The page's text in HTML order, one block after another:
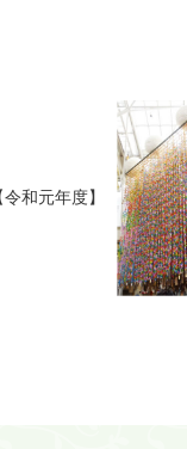
和元年度】